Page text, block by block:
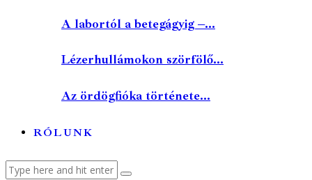
A labortól a betegágyig –...
Lézerhullámokon szörfölő...
Az ördögfióka története...
RÓLUNK